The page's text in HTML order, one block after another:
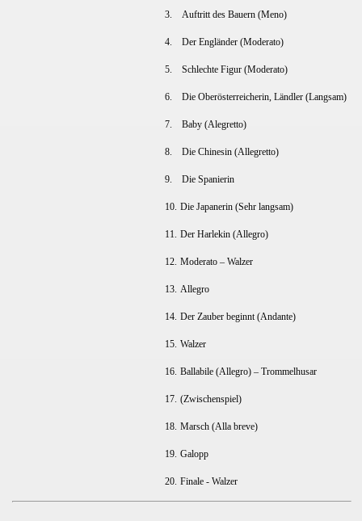
3. Auftritt des Bauern (Meno)
4. Der Engländer (Moderato)
5. Schlechte Figur (Moderato)
6. Die Oberösterreicherin, Ländler (Langsam)
7. Baby (Alegretto)
8. Die Chinesin (Allegretto)
9. Die Spanierin
10. Die Japanerin (Sehr langsam)
11. Der Harlekin (Allegro)
12. Moderato – Walzer
13. Allegro
14. Der Zauber beginnt (Andante)
15. Walzer
16. Ballabile (Allegro) – Trommelhusar
17. (Zwischenspiel)
18. Marsch (Alla breve)
19. Galopp
20. Finale - Walzer